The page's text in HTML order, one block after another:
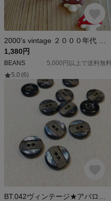
1,380円
BEANS
5,000円以上で送料無料
5.0 (6)